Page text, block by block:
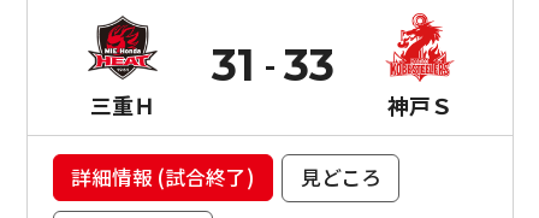
三重Ｈ
31
神戸Ｓ
33
詳細情報 (試合終了)
見どころ